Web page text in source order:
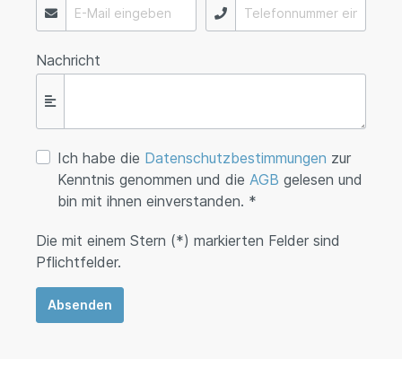
Nachricht
Ich habe die Datenschutzbestimmungen zur
Kenntnis genommen und die AGB gelesen und
bin mit ihnen einverstanden. *
Die mit einem Stern (*) markierten Felder sind
Pflichtfelder.
Absenden